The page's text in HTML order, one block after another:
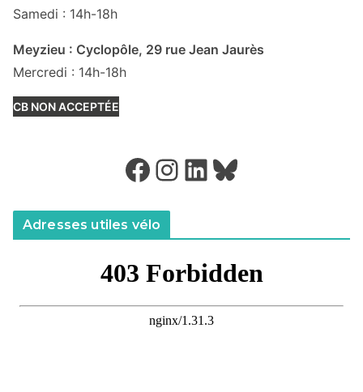
Samedi : 14h-18h
Meyzieu : Cyclopôle, 29 rue Jean Jaurès
Mercredi : 14h-18h
CB NON ACCEPTÉE
Facebook Instagram LinkedIn Bluesky
Adresses utiles vélo